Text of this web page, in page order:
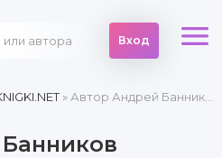
Вход
» Автор Андрей Банников